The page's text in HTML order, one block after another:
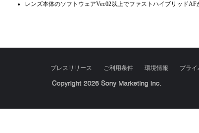
レンズ本体のソフトウェアVer.02以上でファストハイブリッドAF
プレスリリース ご利用条件 環境情報 プラ
Sony Corporation, Sony Marketing Inc.